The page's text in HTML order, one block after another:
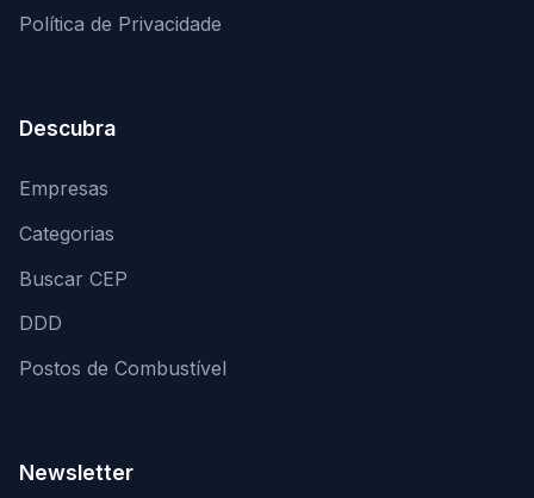
Política de Privacidade
Descubra
Empresas
Categorias
Buscar CEP
DDD
Postos de Combustível
Newsletter